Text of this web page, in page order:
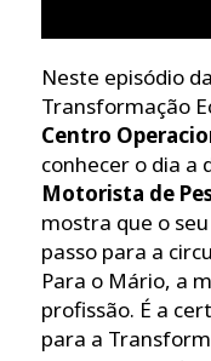
Neste episódio
Transformação
Centro
conhecer o dia a
Motorista de
mostra que o
passo para a
Para o Mário, a
profissão. É a
para a